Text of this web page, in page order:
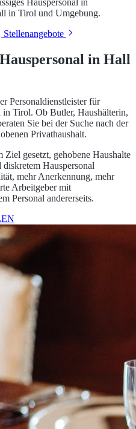
in Tirol und Umgebung.
Stellenangebote
in Hall
Personaldienstleister für
in Tirol. Ob Butler, Haushälterin,
Sie bei der Suche nach der
Privathaushalt.
gesetzt, gehobene Haushalte
Hauspersonal
mehr Anerkennung, mehr
Arbeitgeber mit
Personal andererseits.